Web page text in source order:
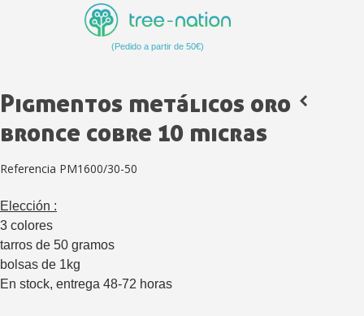
Suscríbete al
(Pedido a partir de 50€)
Pigmentos metálicos oro
bronce cobre 10 micras
Referencia PM1600/30-50
Elección :
3 colores
tarros de 50 gramos
bolsas de 1kg
En stock, entrega 48-72 horas